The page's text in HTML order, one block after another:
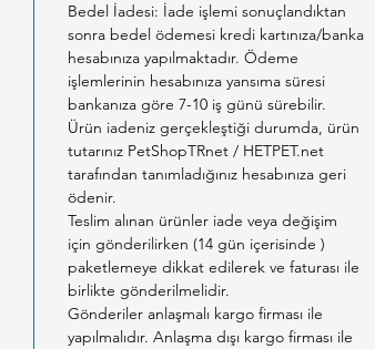
Bedel İadesi: İade işlemi sonuçlandıktan
sonra bedel ödemesi kredi kartınıza/banka
hesabınıza yapılmaktadır. Ödeme
işlemlerinin hesabınıza yansıma süresi
bankanıza göre 7-10 iş günü sürebilir.
Ürün iadeniz gerçekleştiği durumda, ürün
tutarınız PetShopTRnet / HETPET.net
tarafından tanımladığınız hesabınıza geri
ödenir.
Teslim alınan ürünler iade veya değişim
için gönderilirken (14 gün içerisinde )
paketlemeye dikkat edilerek ve faturası ile
birlikte gönderilmelidir.
Gönderiler anlaşmalı kargo firması ile
yapılmalıdır. Anlaşma dışı kargo firması ile